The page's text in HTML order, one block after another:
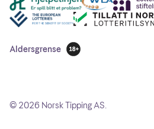
Aldersgrense
18 år
© 2026 Norsk Tipping AS.